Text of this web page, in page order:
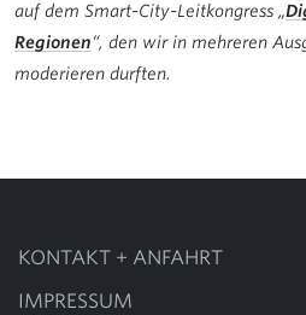
auf dem Smart-City-Leitkongress „
Regionen“, den wir in mehreren
moderieren durften.
KONTAKT + ANFAHRT
IMPRESSUM